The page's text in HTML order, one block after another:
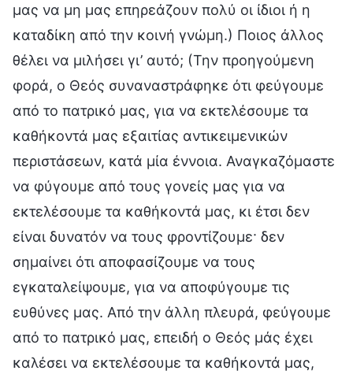
μας να μη μας επηρεάζουν πολύ οι ίδιοι ή η
καταδίκη από την κοινή γνώμη.) Ποιος άλλος
θέλει να μιλήσει γι’ αυτό; (Την προηγούμενη
φορά, ο Θεός συναναστράφηκε ότι φεύγουμε
από το πατρικό μας, για να εκτελέσουμε τα
καθήκοντά μας εξαιτίας αντικειμενικών
περιστάσεων, κατά μία έννοια. Αναγκαζόμαστε
να φύγουμε από τους γονείς μας για να
εκτελέσουμε τα καθήκοντά μας, κι έτσι δεν
είναι δυνατόν να τους φροντίζουμε· δεν
σημαίνει ότι αποφασίζουμε να τους
εγκαταλείψουμε, για να αποφύγουμε τις
ευθύνες μας. Από την άλλη πλευρά, φεύγουμε
από το πατρικό μας, επειδή ο Θεός μάς έχει
καλέσει να εκτελέσουμε τα καθήκοντά μας,